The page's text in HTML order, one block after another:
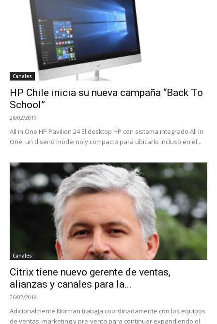
Canales
HP Chile inicia su nueva campaña “Back To
School”
26/02/2019
All in One HP Pavilion 24 El desktop HP con sistema integrado All in
One, un diseño moderno y compacto para ubicarlo incluso en el...
Canales
Citrix tiene nuevo gerente de ventas,
alianzas y canales para la...
26/02/2019
Adicionalmente Norman trabaja coordinadamente con los equipos
de ventas, marketing y pre-venta para continuar expandiendo el